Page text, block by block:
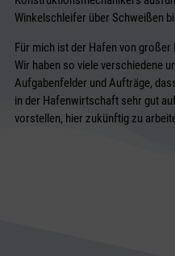
Winkelschleifer über Schweißen
Für mich ist der Hafen von großer
Wir haben so viele verschiedene
Aufgabenfelder und Aufträge,
in der Hafenwirtschaft sehr gut
vorstellen, hier zukünftig zu